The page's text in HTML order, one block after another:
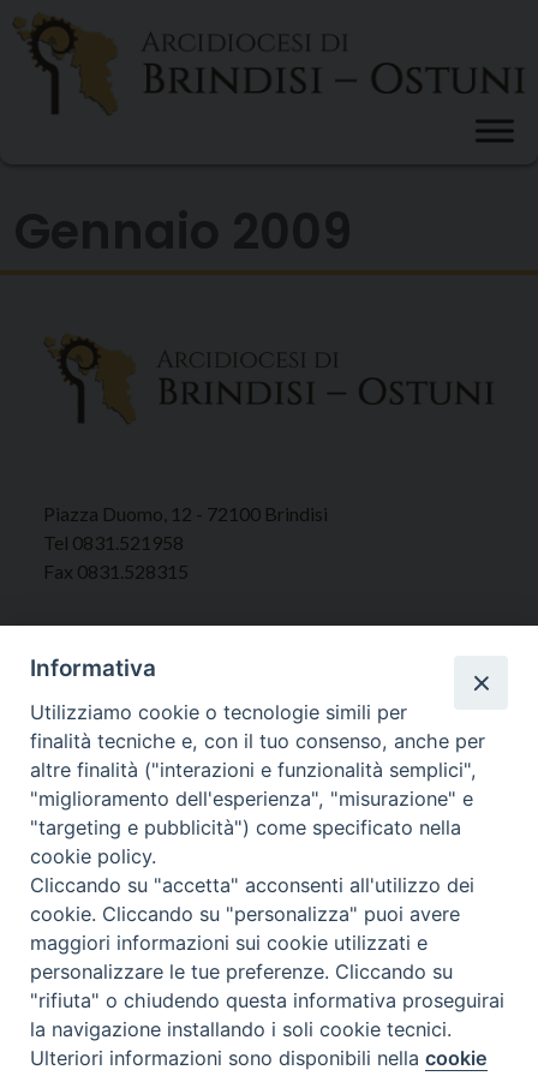
Skip
content
Piazza Duomo, 12 - 72100 Brindisi
Tel 0831.521958
Fax 0831.528315
Mar. / Mer. / Giov. ore 9 - 13
nei mesi estivi solo Martedì ore 9 - 13
WebMail
Copyright © Arcidiocesi di Brindisi – Ostuni
Preferenze Cookie
Informativa
Utilizziamo cookie o tecnologie simili per
finalità tecniche e, con il tuo consenso, anche per
altre finalità ("interazioni e funzionalità semplici",
"miglioramento dell'esperienza", "misurazione" e
"targeting e pubblicità") come specificato nella
cookie policy.
Cliccando su "accetta" acconsenti all'utilizzo dei
cookie. Cliccando su "personalizza" puoi avere
maggiori informazioni sui cookie utilizzati e
personalizzare le tue preferenze. Cliccando su
"rifiuta" o chiudendo questa informativa proseguirai
la navigazione installando i soli cookie tecnici.
Ulteriori informazioni sono disponibili nellacookie